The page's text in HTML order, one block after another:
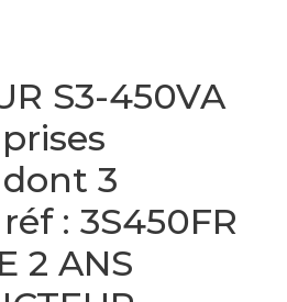
S3-450VA
3
: 3S450FR
2 ANS